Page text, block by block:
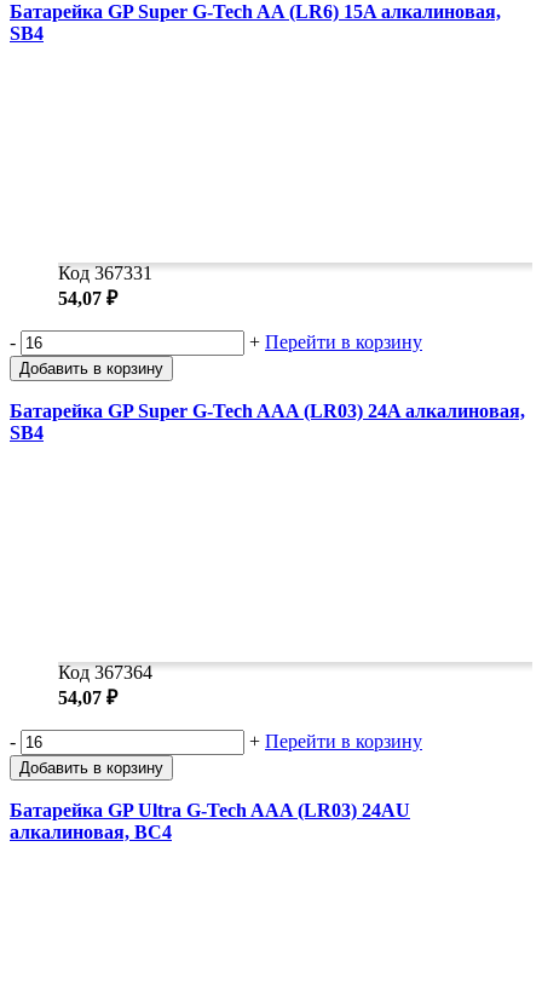
Батарейка GP Super G-Tech AA (LR6) 15A алкалиновая,
SB4
Код 367331
54,07 ₽
- + Перейти в корзину
Добавить в корзину
Батарейка GP Super G-Tech AAA (LR03) 24A алкалиновая,
SB4
Код 367364
54,07 ₽
- + Перейти в корзину
Добавить в корзину
Батарейка GP Ultra G-Tech AAA (LR03) 24AU
алкалиновая, BC4